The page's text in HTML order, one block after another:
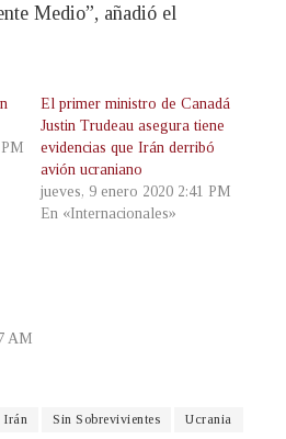
Medio”, añadió el
El primer ministro de Canadá
Justin Trudeau asegura tiene
evidencias que Irán derribó
avión ucraniano
jueves, 9 enero 2020 2:41 PM
En «Internacionales»
AM
Irán Sin Sobrevivientes Ucrania